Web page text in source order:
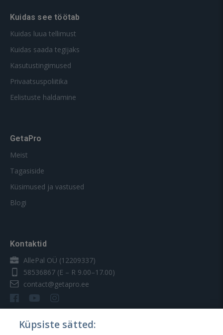
Kuidas see töötab
Kuidas luua tellimust
Kuidas saada tegijaks
Kasutustingimused
Privaatsuspoliitika
Eelistuste haldamine
GetaPro
Meist
Tagasiside
Küsimused ja vastused
Blogi
Kontaktid
AllePal OÜ (12209337)
58536867 (E – R 9.00–17.00)
contact@getapro.ee
Küpsiste sätted: